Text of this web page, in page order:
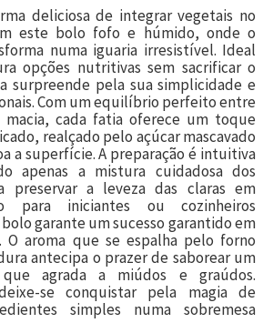
deliciosa de integrar vegetais no
este bolo fofo e húmido, onde o
numa iguaria irresistível. Ideal
opções nutritivas sem sacrificar o
surpreende pela sua simplicidade e
Com um equilíbrio perfeito entre
cada fatia oferece um toque
realçado pelo açúcar mascavado
a superfície. A preparação é intuitiva
apenas a mistura cuidadosa dos
preservar a leveza das claras em
para iniciantes ou cozinheiros
garante um sucesso garantido em
O aroma que se espalha pelo forno
antecipa o prazer de saborear um
agrada a miúdos e graúdos.
se conquistar pela magia de
simples numa sobremesa